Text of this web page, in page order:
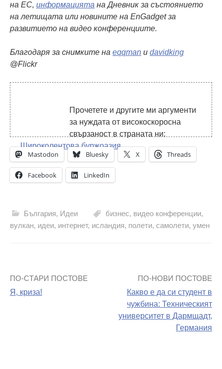
на ЕС, информацията на Дневник за състоянието
на летищата или новините на EnGadget за
развитието на видео конференциите.
Благодаря за снимките на eqqman и davidking
@Flickr
Прочетете и другите ми аргументи
за нуждата от високоскоросна
свързаност в страната ни:
Широколентова буржоазия
Mastodon Bluesky X Threads
Facebook LinkedIn
България, Идеи бизнес, видео конференции,
вулкан, идеи, интернет, исландия, полети, самолети, умен
Навигация
ПО-СТАРИ ПОСТОВЕ
Я, криза!
ПО-НОВИ ПОСТОВЕ
Какво е да си студент в
чужбина: Техническият
университет в Дармщадт,
Германия